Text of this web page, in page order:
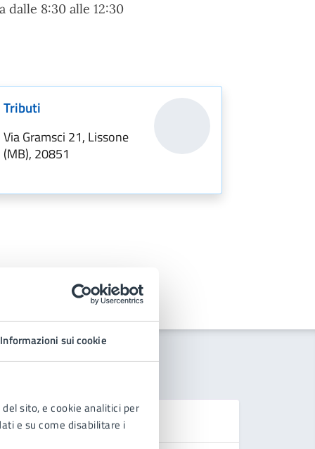
Informazioni sui cookie
sito, e cookie analitici per
e su come disabilitare i
dalle 8:30 alle 12:30
Tributi
Via Gramsci 21, Lissone
(MB), 20851